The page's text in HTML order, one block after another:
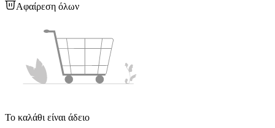
Αφαίρεση όλων
Το καλάθι είναι άδειο